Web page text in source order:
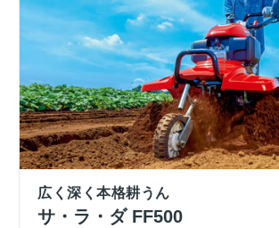
広く深く本格耕うん
サ・ラ・ダ FF500